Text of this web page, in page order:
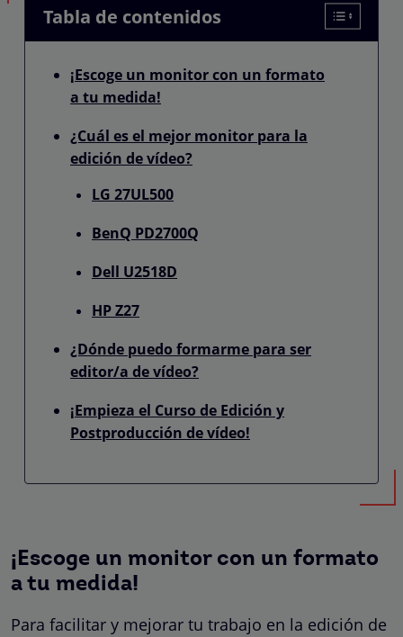
Tabla de contenidos
¡Escoge un monitor con un formato
a tu medida!
¿Cuál es el mejor monitor para la
edición de vídeo?
LG 27UL500
BenQ PD2700Q
Dell U2518D
HP Z27
¿Dónde puedo formarme para ser
editor/a de vídeo?
¡Empieza el Curso de Edición y
Postproducción de vídeo!
¡Escoge un monitor con un formato
a tu medida!
Para facilitar y mejorar tu trabajo en la edición de